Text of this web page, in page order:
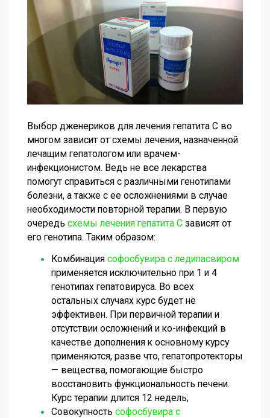
Выбор дженериков для лечения гепатита С во
многом зависит от схемы лечения, назначенной
лечащим гепатологом или врачем-
инфекционистом. Ведь не все лекарства
помогут справиться с различными генотипами
болезни, а также с ее осложнениями в случае
необходимости повторной терапии. В первую
очередь схемы лечения гепатита С зависят от
его генотипа. Таким образом:
Комбинация софосбувира с ледипасвиром
применяется исключительно при 1 и 4
генотипах гепатовируса. Во всех
остальных случаях курс будет не
эффективен. При первичной терапии и
отсутствии осложнений и ко-инфекций в
качестве дополнения к основному курсу
применяются, разве что, гепатопротекторы
— вещества, помогающие быстро
восстановить функциональность печени.
Курс терапии длится 12 недель;
Совокупность софосбувира с